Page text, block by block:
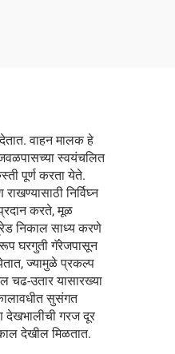
वाहन मालक हे
स्वयंचलित
पूर्ण करता येते.
निर्विघ्न
करते, मूळ
निकाल साध्य करणे
घरगुती गॅरेजपासून
ज्यामुळे प्रकल्प
चढ-उतार यासारख्या
सुसंगत
देखभालीची गरज दूर
देखील मिळतात.